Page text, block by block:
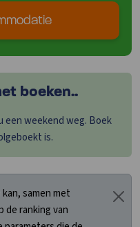
boeken..
een weekend weg. Boek
is.
samen met
de ranking van